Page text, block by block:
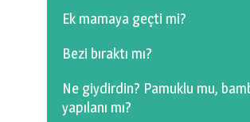
Ek mamaya geçti mi?
Bezi bıraktı mı?
Ne giydirdin? Pamuklu mu,
yapılanı mı?